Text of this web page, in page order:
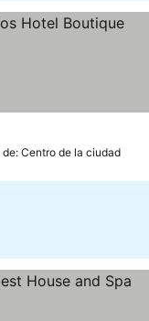
de: Centro de la ciudad